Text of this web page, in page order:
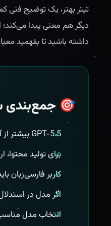
تیتر بهتر، یک توضیح فنی
دیگر هم معنی پیدا
داشته باشید تا بفهمید
🎯 جمع‌بندی
GPT-5.5 بیشتر از آن‌که یک «نسخه نمایشی» باشد، باید در دقت و پایداری خودش را ثابت کند.
برای تولید
کاربر فارسی‌زبان
اگر مدل در
انتخاب مدل